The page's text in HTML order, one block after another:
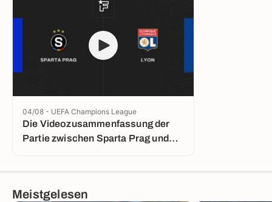
Die Videozusammenfassung der
Partie zwischen Sparta Prag und
04/08 - UEFA Champions League
Meistgelesen